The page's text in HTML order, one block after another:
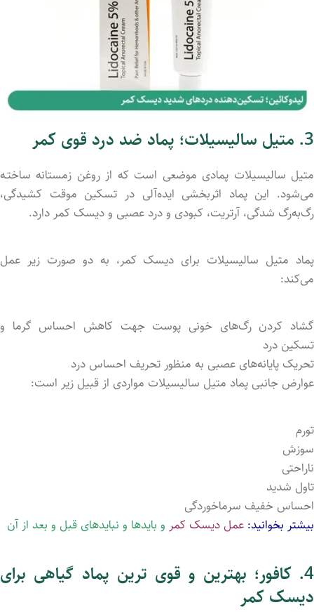
3. متیل سالیسیلات ؛ پماد ضد درد قوی کمر
متیل سالیسیلات پمادی موضعی است که از روغن زمستانه ساختـه
می‌شود. این پماد اثربخشی ایده‌آلی در تسکین موقت کشیدگی،
رگ‌به‌رگ شدگی، آرتریت، کبودی و درد عصبی و دیسک کمر دارد.
پماد متیل سالیسیلات برای دیسک کمر، به دو صورت زیر عمل
می‌کند:
گشاد کرد‌ن رگ‌های خونی پوست جهت کاهش احساس گرما و
تسکین درد
تحریک پایانه‌های عصبی به منظور تحریف احساس درد
عوارض جانبی پماد متیل سالیسیلات مواردی از قبیل زیر است:
تورم
سوزش
ناراحتی
تاول شدید
احساس خفیف سرماخوردگی
بیشتر بخوانید: عمل دیسک کمر و بایدها و نبایدهای قبل و بعد از آن
4. کافور؛
بهترین و قوی ترین پماد گیاهی برای
دیسک کمر